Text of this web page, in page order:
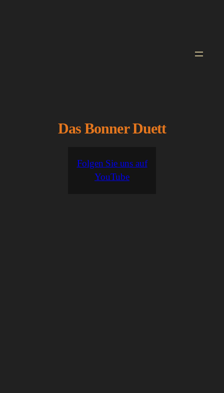
Das Bonner Duett
Folgen Sie uns auf
YouTube